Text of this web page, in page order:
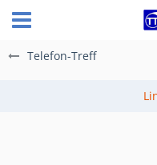
Telefon-Treff